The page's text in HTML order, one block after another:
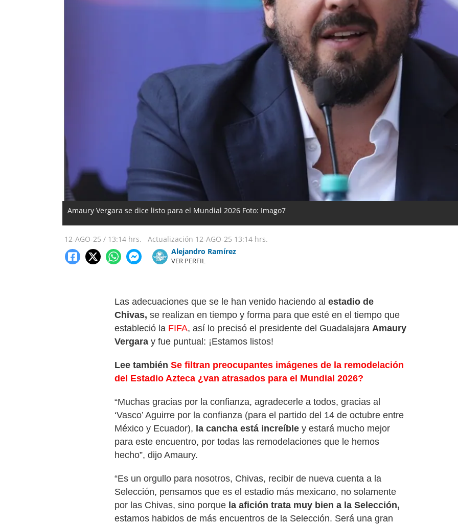
Amaury Vergara se dice listo para el Mundial 2026 Foto: Imago7
12-AGO-25 / 13:14 hrs. Actualización 12-AGO-25 13:14 hrs.
Alejandro Ramírez
VER PERFIL
Las adecuaciones que se le han venido haciendo al estadio de
Chivas, se realizan en tiempo y forma para que esté en el tiempo que
estableció la FIFA, así lo precisó el presidente del Guadalajara Amaury
Vergara y fue puntual: ¡Estamos listos!
Lee también Se filtran preocupantes imágenes de la remodelación
del Estadio Azteca ¿van atrasados para el Mundial 2026?
“Muchas gracias por la confianza, agradecerle a todos, gracias al
‘Vasco’ Aguirre por la confianza (para el partido del 14 de octubre entre
México y Ecuador), la cancha está increíble y estará mucho mejor
para este encuentro, por todas las remodelaciones que le hemos
hecho”, dijo Amaury.
“Es un orgullo para nosotros, Chivas, recibir de nueva cuenta a la
Selección, pensamos que es el estadio más mexicano, no solamente
por las Chivas, sino porque la afición trata muy bien a la Selección,
estamos habidos de más encuentros de la Selección. Será una gran